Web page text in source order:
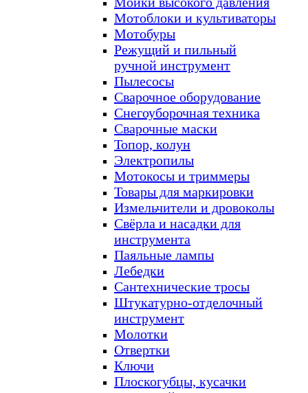
Мотоблоки и культиваторы
Мотобуры
Режущий и пильный
ручной инструмент
Пылесосы
Сварочное оборудование
Снегоуборочная техника
Сварочные маски
Топор, колун
Электропилы
Мотокосы и триммеры
Товары для маркировки
Измельчители и дровоколы
Свёрла и насадки для
инструмента
Паяльные лампы
Лебедки
Сантехнические тросы
Штукатурно-отделочный
инструмент
Молотки
Отвертки
Ключи
Плоскогубцы, кусачки